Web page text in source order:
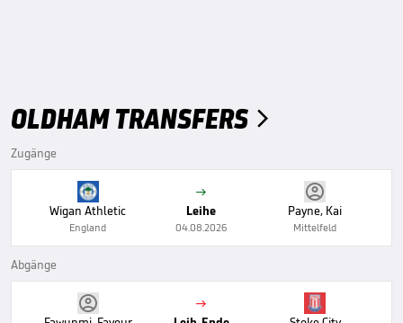
OLDHAM TRANSFERS 
Zugänge
Wigan Athletic
England

Leihe
04.08.2026
Payne, Kai
Mittelfeld
Abgänge
